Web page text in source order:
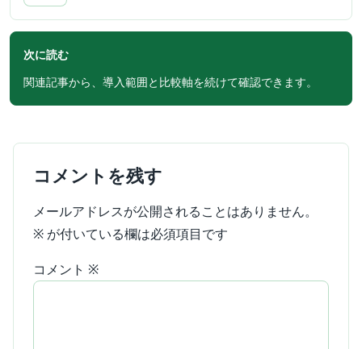
次に読む
関連記事から、導入範囲と比較軸を続けて確認できます。
コメントを残す
メールアドレスが公開されることはありません。
※ が付いている欄は必須項目です
コメント ※